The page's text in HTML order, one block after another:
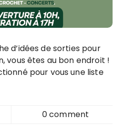
vous êtes au bon endroit !
pour vous une liste
0 comment